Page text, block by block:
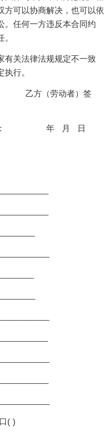
方可以协商解决，也可以依
。任何一方违反本合同约
有关法律法规规定不一致
行。
方（劳动者）签
签字： 年 月 日
( )